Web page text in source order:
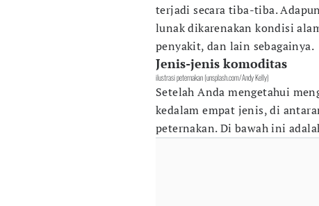
terjadi secara tiba-tiba.
lunak dikarenakan kondisi
penyakit, dan lain sebagainya.
Jenis-jenis komoditas
ilustrasi peternakan (unsplash.com/Andy Kelly)
Setelah Anda mengetahui
kedalam empat jenis, di
peternakan. Di bawah ini